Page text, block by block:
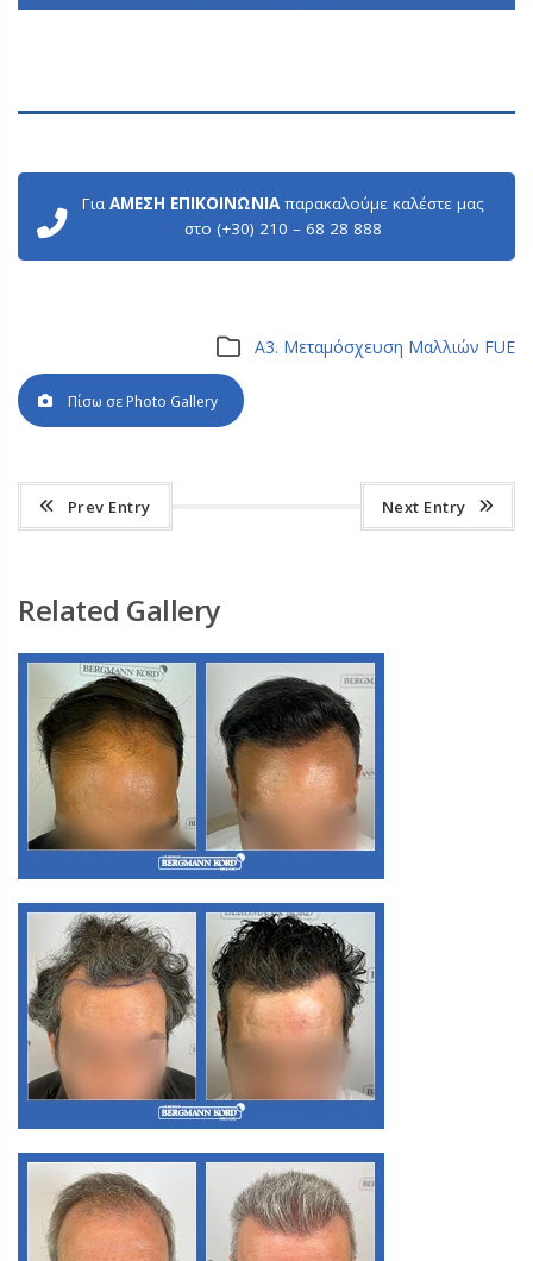
Για ΑΜΕΣΗ ΕΠΙΚΟΙΝΩΝΙΑπαρακαλούμε καλέστε μας
στο (+30) 210 – 68 28 888
Α3. Μεταμόσχευση Μαλλιών FUE
Πίσω σε Photo Gallery
Prev Entry Next Entry
Related Gallery
Α3. Μεταμόσχευση Μαλλιών FUE